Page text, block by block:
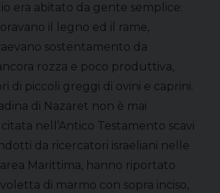
era abitato da gente semplice:
il legno ed il rame,
sostentamento da
rozza e poco produttiva,
di piccoli greggi di ovini e caprini.
di Nazaret non è mai
nell’Antico Testamento scavi
da ricercatori israeliani nelle
Marittima, hanno riportato
di marmo con sopra inciso,